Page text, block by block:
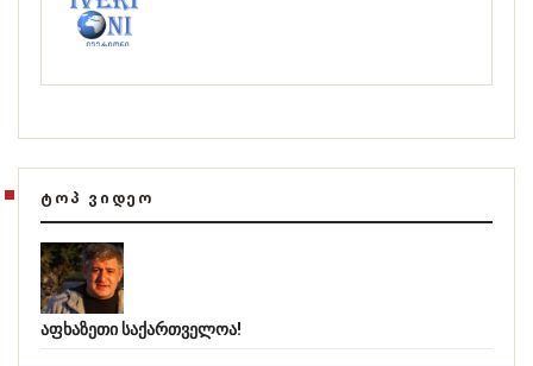
ᲢᲝᲞ ᲕᲘᲓᲔᲝ
აფხაზეთი საქართველოა!